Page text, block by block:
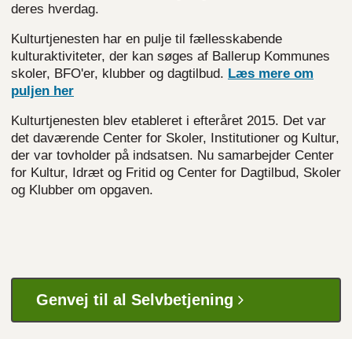
deres hverdag.
Kulturtjenesten har en pulje til fællesskabende
kulturaktiviteter, der kan søges af Ballerup Kommunes
skoler, BFO'er, klubber og dagtilbud. Læs mere om
puljen her
Kulturtjenesten blev etableret i efteråret 2015. Det var
det daværende Center for Skoler, Institutioner og Kultur,
der var tovholder på indsatsen. Nu samarbejder Center
for Kultur, Idræt og Fritid og Center for Dagtilbud, Skoler
og Klubber om opgaven.
Genvej til al Selvbetjening